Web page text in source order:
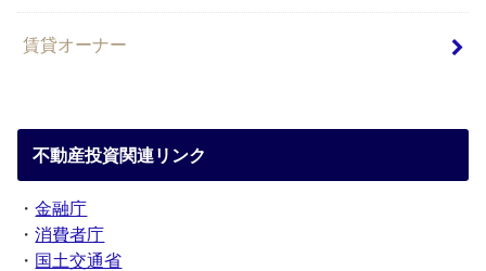
賃貸オーナー
不動産投資関連リンク
・金融庁
・消費者庁
・ 国土交通省